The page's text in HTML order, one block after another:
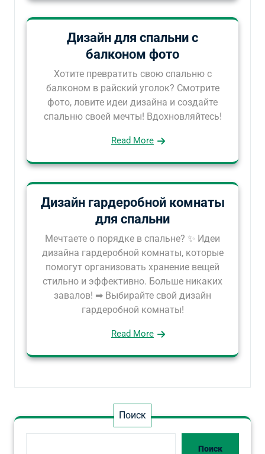
Дизайн для спальни с
балконом фото
Хотите превратить свою спальню с
балконом в райский уголок? Смотрите
фото, ловите идеи дизайна и создайте
спальню своей мечты! Вдохновляйтесь!
Read More
Дизайн гардеробной комнаты
для спальни
Мечтаете о порядке в спальне? ✨ Идеи
дизайна гардеробной комнаты, которые
помогут организовать хранение вещей
стильно и эффективно. Больше никаких
завалов! ➡ Выбирайте свой дизайн
гардеробной комнаты!
Read More
Поиск
Поиск